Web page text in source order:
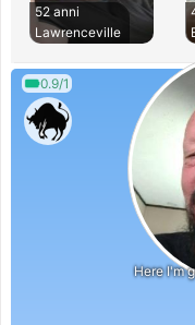
52 anni
Lawrenceville
0.9/1
Here I'm